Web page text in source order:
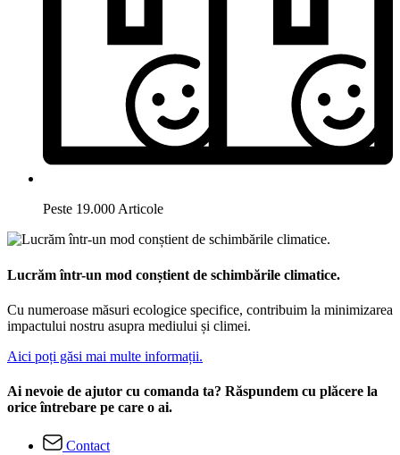
Peste 19.000 Articole
Lucrăm într-un mod conștient de schimbările climatice.
Cu numeroase măsuri ecologice specifice, contribuim la minimizarea
impactului nostru asupra mediului și climei.
Aici poți găsi mai multe informații.
Ai nevoie de ajutor cu comanda ta? Răspundem cu plăcere la
orice întrebare pe care o ai.
Contact